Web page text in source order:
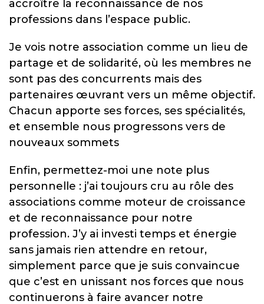
accroître la reconnaissance de nos
professions dans l’espace public.
Je vois notre association comme un lieu de
partage et de solidarité, où les membres ne
sont pas des concurrents mais des
partenaires œuvrant vers un même objectif.
Chacun apporte ses forces, ses spécialités,
et ensemble nous progressons vers de
nouveaux sommets
Enfin, permettez-moi une note plus
personnelle : j’ai toujours cru au rôle des
associations comme moteur de croissance
et de reconnaissance pour notre
profession. J’y ai investi temps et énergie
sans jamais rien attendre en retour,
simplement parce que je suis convaincue
que c’est en unissant nos forces que nous
continuerons à faire avancer notre